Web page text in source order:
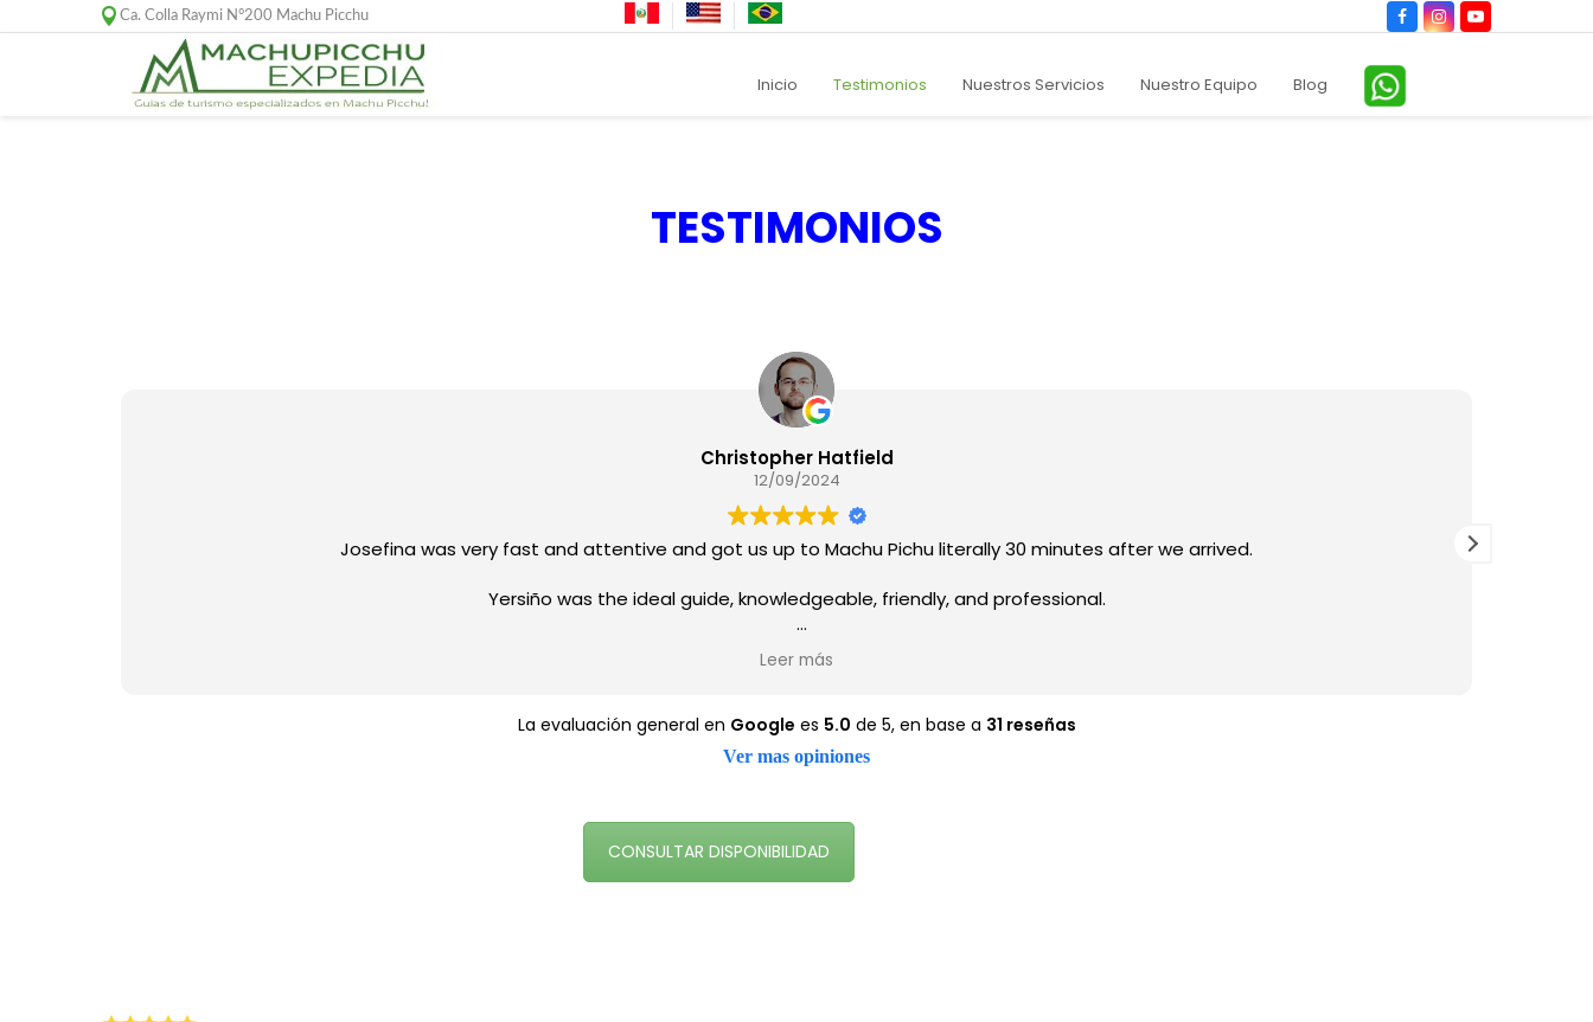
Ca. Colla Raymi N°200 Machu Picchu Facebook
Instagram
YouTube
Inicio Testimonios Nuestros Servicios Nuestro Equipo Blog
TESTIMONIOS
Christopher Hatfield
12/09/2024
Josefina was very fast and attentive and got us up to Machu Pichu literally 30 minutes after we arrived.
Yersiño was the ideal guide, knowledgeable, friendly, and professional.
Great service all around.
Leer más
La evaluación general en Google es 5.0 de 5, en base a 31 reseñas
Ver mas opiniones
CONSULTAR DISPONIBILIDAD